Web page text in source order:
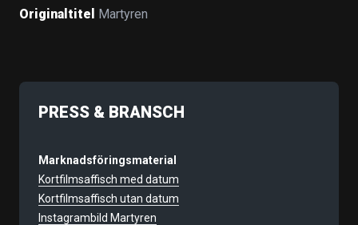
Originaltitel Martyren
PRESS & BRANSCH
Marknadsföringsmaterial
Kortfilmsaffisch med datum
Kortfilmsaffisch utan datum
Instagrambild Martyren